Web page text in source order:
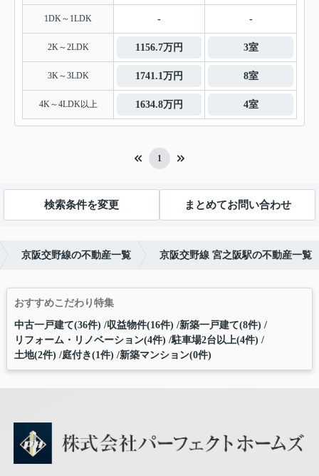
1DK～1LDK - -
2K～2LDK 1156.7万円 3室
3K～3LDK 1741.1万円 8室
4K～4LDK以上 1634.8万円 4室
1
検索条件を変更 まとめてお問い合わせ
京阪交野線の不動産一覧 京阪交野線 宮之阪駅の不動産一覧
おすすめこだわり特集
中古一戸建て(36件) 収益物件(16件) 新築一戸建て(8件)
リフォーム・リノベーション(4件) 駐車場2台以上(4件)
土地(2件) 庭付き(1件) 新築マンション(0件)